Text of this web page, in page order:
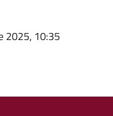
2025, 10:35